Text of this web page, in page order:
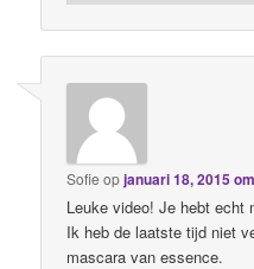
Sofie opjanuari 18, 2015
Leuke video! Je hebt echt
Ik heb de laatste tijd niet
mascara van essence.